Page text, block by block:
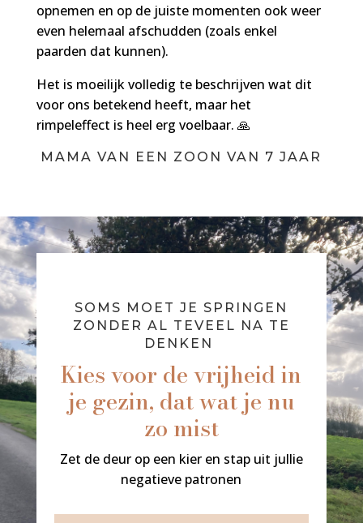
opnemen en op de juiste momenten ook weer
even helemaal afschudden (zoals enkel
paarden dat kunnen).
Het is moeilijk volledig te beschrijven wat dit
voor ons betekend heeft, maar het
rimpeleffect is heel erg voelbaar. 🙏
MAMA VAN EEN ZOON VAN 7 JAAR
SOMS MOET JE SPRINGEN
ZONDER AL TEVEEL NA TE
DENKEN
Kies voor de vrijheid in
je gezin, dat wat je nu
zo mist
Zet de deur op een kier en stap uit jullie
negatieve patronen